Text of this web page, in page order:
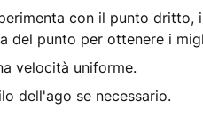
con il punto dritto,
del punto per ottenere i
velocità uniforme.
dell'ago se necessario.